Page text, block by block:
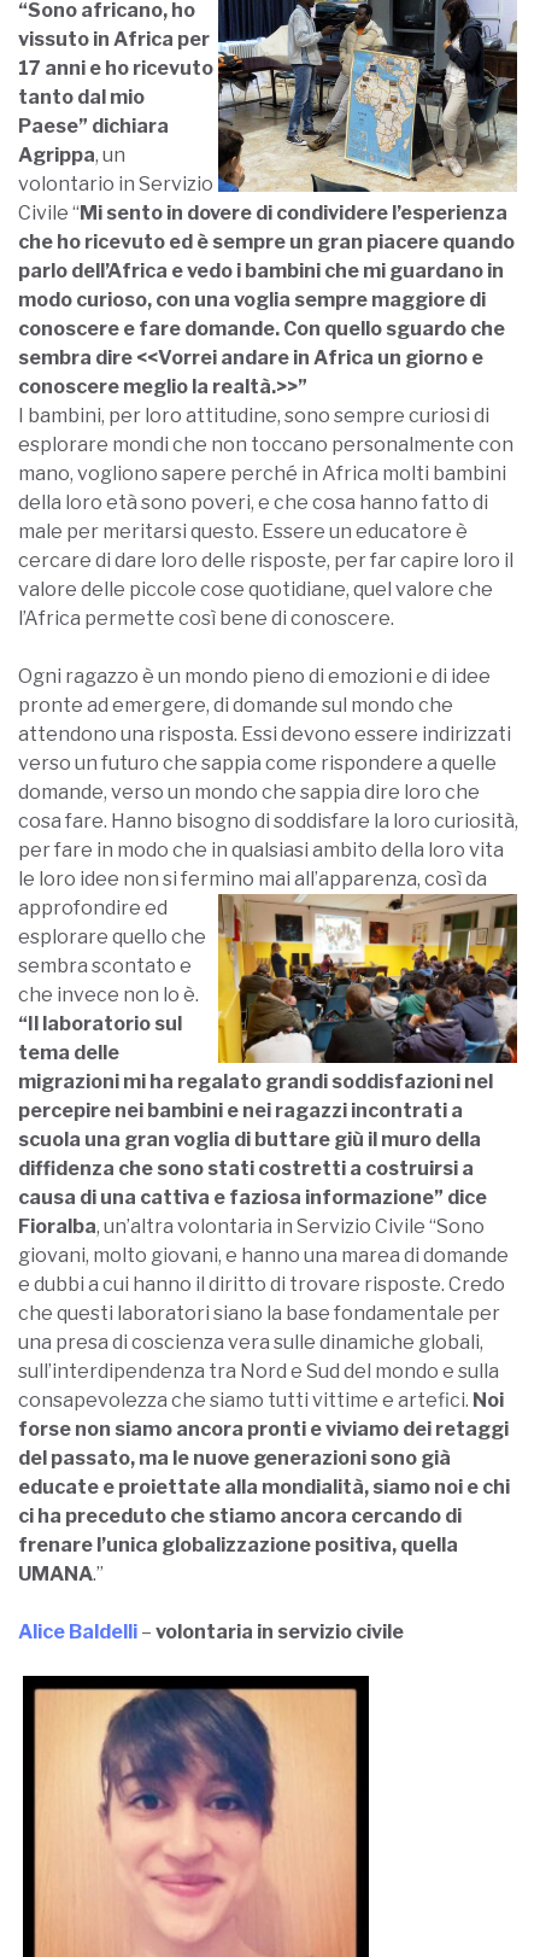
“Sono africano, ho
vissuto in Africa per
17 anni e ho ricevuto
tanto dal mio
Paese” dichiara
Agrippa, un
volontario in Servizio
Civile “ Mi sento in dovere di condividere l’esperienza
che ho ricevuto ed è sempre un gran piacere quando
parlo dell’Africa e vedo i bambini che mi guardano in
modo curioso, con una voglia sempre maggiore di
conoscere e fare domande. Con quello sguardo che
sembra dire <<Vorrei andare in Africa un giorno e
conoscere meglio la realtà.>>”
I bambini, per loro attitudine, sono sempre curiosi di
esplorare mondi che non toccano personalmente con
mano, vogliono sapere perché in Africa molti bambini
della loro età sono poveri, e che cosa hanno fatto di
male per meritarsi questo. Essere un educatore è
cercare di dare loro delle risposte, per far capire loro il
valore delle piccole cose quotidiane, quel valore che
l’Africa permette così bene di conoscere.
Ogni ragazzo è un mondo pieno di emozioni e di idee
pronte ad emergere, di domande sul mondo che
attendono una risposta. Essi devono essere indirizzati
verso un futuro che sappia come rispondere a quelle
domande, verso un mondo che sappia dire loro che
cosa fare. Hanno bisogno di soddisfare la loro curiosità,
per fare in modo che in qualsiasi ambito della loro vita
le loro idee non si fermino mai all’apparenza, così da
approfondire ed
esplorare quello che
sembra scontato e
che invece non lo è.
“Il laboratorio sul
tema delle
migrazioni mi ha regalato grandi soddisfazioni nel
percepire nei bambini e nei ragazzi incontrati a
scuola una gran voglia di buttare giù il muro della
diffidenza che sono stati costretti a costruirsi a
causa di una cattiva e faziosa informazione” dice
Fioralba, un’altra volontaria in Servizio Civile “Sono
giovani, molto giovani, e hanno una marea di domande
e dubbi a cui hanno il diritto di trovare risposte. Credo
che questi laboratori siano la base fondamentale per
una presa di coscienza vera sulle dinamiche globali,
sull’interdipendenza tra Nord e Sud del mondo e sulla
consapevolezza che siamo tutti vittime e artefici. Noi
forse non siamo ancora pronti e viviamo dei retaggi
del passato, ma le nuove generazioni sono già
educate e proiettate alla mondialità, siamo noi e chi
ci ha preceduto che stiamo ancora cercando di
frenare l’unica globalizzazione positiva, quella
UMANA.”
Alice Baldelli – volontaria in servizio civile